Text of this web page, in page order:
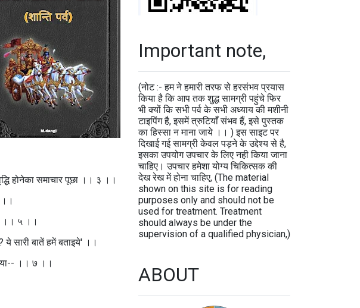
होनेका समाचार पूछा ।। ३ ।।
।। ५ ।।
सारी बातें हमें बताइये' ।।
।। ७ ।।
Important note,
(नोट :- हम ने हमारी तरफ से हरसंभव प्रयास
किया है कि आप तक शुद्ध सामग्री पहुंचे फिर
भी क्यों कि सभी पर्व के सभी अध्याय की मशीनी
टाइपिंग है, इसमें त्रुटियाँ संभव हैं, इसे पुस्तक
का हिस्सा न माना जाये ।। ) इस साइट पर
दिखाई गई सामग्री केवल पड़ने के उद्देश्य से है,
इसका उपयोग उपचार के लिए नही किया जाना
चाहिए। उपचार हमेशा योग्य चिकित्सक की
देख रेख में होना चाहिए, (The material
shown on this site is for reading
purposes only and should not be
used for treatment. Treatment
should always be under the
supervision of a qualified physician,)
ABOUT